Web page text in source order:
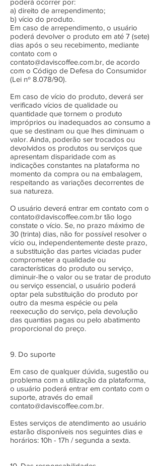
poderá ocorrer por:
a) direito de arrependimento;
b) vício do produto.
Em caso de arrependimento, o usuário
poderá devolver o produto em até 7 (sete)
dias após o seu recebimento, mediante
contato com o
contato@daviscoffee.com.br, de acordo
com o Código de Defesa do Consumidor
(Lei nº 8.078/90).
Em caso de vício do produto, deverá ser
verificado vícios de qualidade ou
quantidade que tornem o produto
impróprios ou inadequados ao consumo a
que se destinam ou que lhes diminuam o
valor. Ainda, poderão ser trocados ou
devolvidos os produtos ou serviços que
apresentam disparidade com as
indicações constantes na plataforma no
momento da compra ou na embalagem,
respeitando as variações decorrentes de
sua natureza.
O usuário deverá entrar em contato com o
contato@daviscoffee.com.br tão logo
constate o vício. Se, no prazo máximo de
30 (trinta) dias, não for possível resolver o
vício ou, independentemente deste prazo,
a substituição das partes viciadas puder
comprometer a qualidade ou
características do produto ou serviço,
diminuir-lhe o valor ou se tratar de produto
ou serviço essencial, o usuário poderá
optar pela substituição do produto por
outro da mesma espécie ou pela
reexecução do serviço, pela devolução
das quantias pagas ou pelo abatimento
proporcional do preço.
9. Do suporte
Em caso de qualquer dúvida, sugestão ou
problema com a utilização da plataforma,
o usuário poderá entrar em contato com o
suporte, através do email
contato@daviscoffee.com.br.
Estes serviços de atendimento ao usuário
estarão disponíveis nos seguintes dias e
horários: 10h - 17h / segunda a sexta.